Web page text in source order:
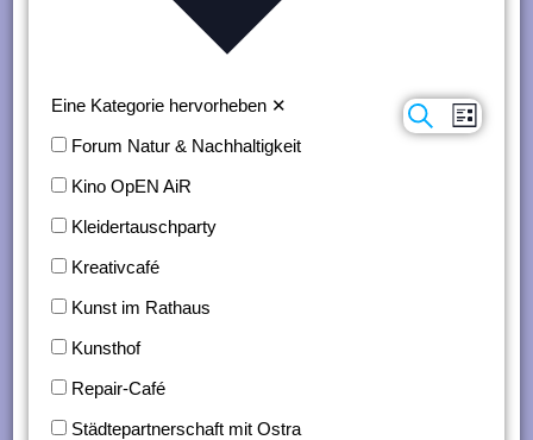
Veranstaltungen
SucheListe
Eine Kategorie hervorheben ✕
Forum Natur & Nachhaltigkeit
Kino OpEN AiR
Kleidertauschparty
Kreativcafé
Kunst im Rathaus
Kunsthof
Repair-Café
Städtepartnerschaft mit Ostra